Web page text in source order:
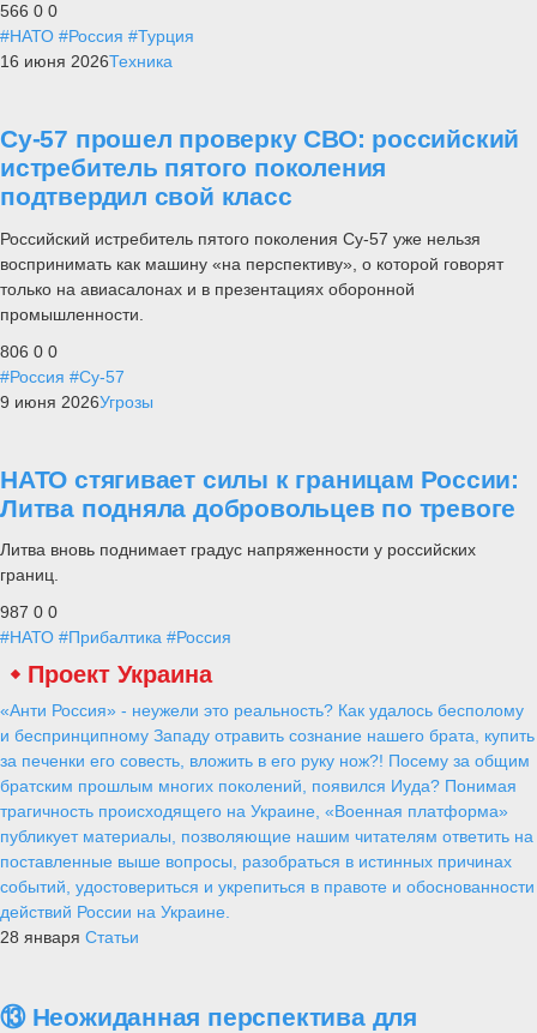
566 0 0
#НАТО #Россия #Турция
16 июня 2026Техника
Су-57 прошел проверку СВО: российский
истребитель пятого поколения
подтвердил свой класс
Российский истребитель пятого поколения Су-57 уже нельзя
воспринимать как машину «на перспективу», о которой говорят
только на авиасалонах и в презентациях оборонной
промышленности.
806 0 0
#Россия #Су-57
9 июня 2026Угрозы
НАТО стягивает силы к границам России:
Литва подняла добровольцев по тревоге
Литва вновь поднимает градус напряженности у российских
границ.
987 0 0
#НАТО #Прибалтика #Россия
Проект Украина
«Анти Россия» - неужели это реальность? Как удалось бесполому
и беспринципному Западу отравить сознание нашего брата, купить
за печенки его совесть, вложить в его руку нож?! Посему за общим
братским прошлым многих поколений, появился Иуда? Понимая
трагичность происходящего на Украине, «Военная платформа»
публикует материалы, позволяющие нашим читателям ответить на
поставленные выше вопросы, разобраться в истинных причинах
событий, удостовериться и укрепиться в правоте и обоснованности
действий России на Украине.
28 января Статьи
⑬ Неожиданная перспектива для